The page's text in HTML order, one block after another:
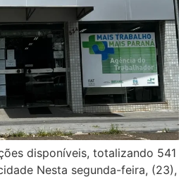
disponíveis, totalizando 541
Nesta segunda-feira, (23),